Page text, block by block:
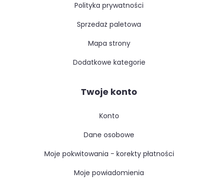
polityka prywatności
sprzedaż paletowa
mapa strony
dodatkowe kategorie
Twoje konto
konto
dane osobowe
moje pokwitowania - korekty płatności
moje powiadomienia